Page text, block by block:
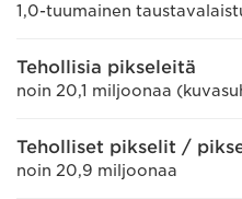
1,0-tuumainen
Tehollisia pikseleitä
noin 20,1 miljoonaa
Teholliset pikselit /
noin 20,9 miljoonaa